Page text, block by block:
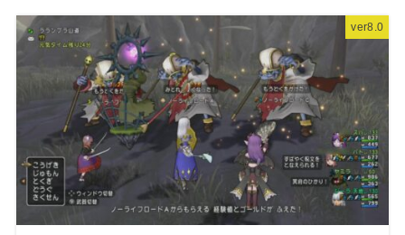
ver8.0